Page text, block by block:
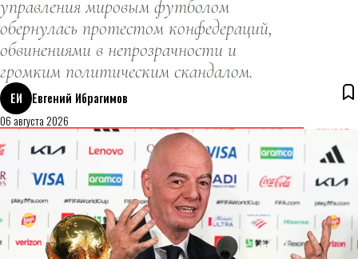
управления мировым футболом
обернулась протестом конфедераций,
обвинениями в непрозрачности и
громким политическим скандалом.
ЕИ
Евгений Ибрагимов
06 августа 2026